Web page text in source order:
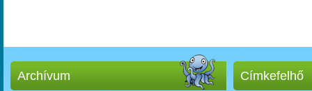
Archívum Címkefelhő